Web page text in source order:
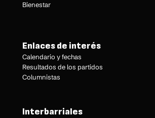
Bienestar
Enlaces de interés
Calendario y fechas
Resultados de los partidos
Columnistas
Interbarriales